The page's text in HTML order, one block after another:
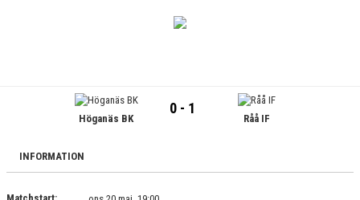
BILDGALLERI
Höganäs BK
0 - 1
Råå IF
INFORMATION